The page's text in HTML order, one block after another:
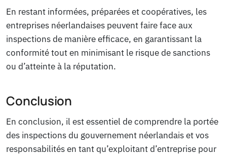
En restant informées, préparées et coopératives, les
entreprises néerlandaises peuvent faire face aux
inspections de manière efficace, en garantissant la
conformité tout en minimisant le risque de sanctions
ou d’atteinte à la réputation.
Conclusion
En conclusion, il est essentiel de comprendre la portée
des inspections du gouvernement néerlandais et vos
responsabilités en tant qu’exploitant d’entreprise pour